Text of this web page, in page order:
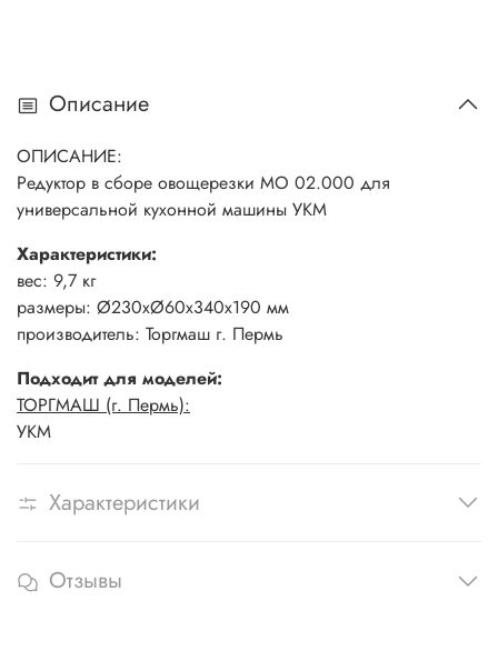
Описание
ОПИСАНИЕ:
Редуктор в сборе овощерезки МО 02.000 для
универсальной кухонной машины УКМ
Характеристики:
вес: 9,7 кг
размеры: Ø230хØ60х340х190 мм
производитель: Торгмаш г. Пермь
Подходит для моделей:
ТОРГМАШ (г. Пермь):
УКМ
Характеристики
Отзывы